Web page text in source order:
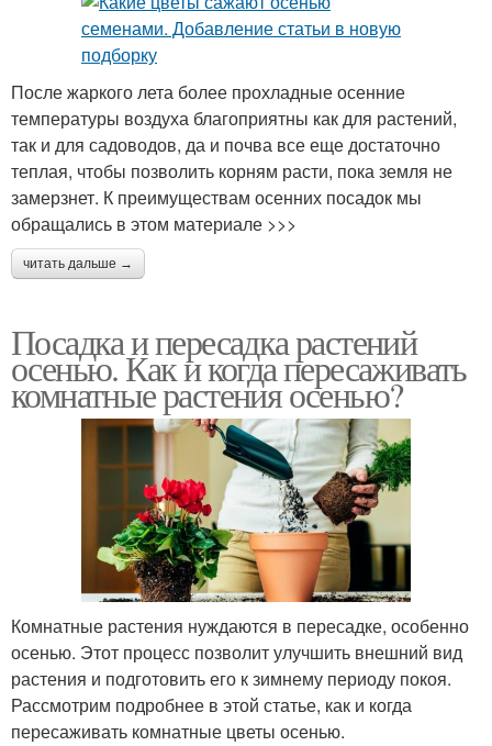
После жаркого лета более прохладные осенние
температуры воздуха благоприятны как для растений,
так и для садоводов, да и почва все еще достаточно
теплая, чтобы позволить корням расти, пока земля не
замерзнет. К преимуществам осенних посадок мы
обращались в этом материале >>>
читать дальше →
Посадка и пересадка растений
осенью. Как и когда пересаживать
комнатные растения осенью?
Комнатные растения нуждаются в пересадке, особенно
осенью. Этот процесс позволит улучшить внешний вид
растения и подготовить его к зимнему периоду покоя.
Рассмотрим подробнее в этой статье, как и когда
пересаживать комнатные цветы осенью.